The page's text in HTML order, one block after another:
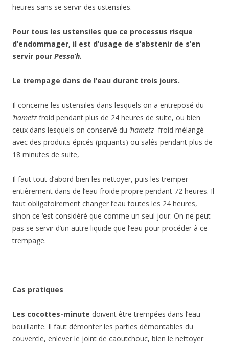
heures sans se servir des ustensiles.
Pour tous les ustensiles que ce processus risque
d’endommager, il est d’usage de s’abstenir de s’en
servir pour Pessa’h.
Le trempage dans de l’eau durant trois jours.
Il concerne les ustensiles dans lesquels on a entreposé du
‘hametz froid pendant plus de 24 heures de suite, ou bien
ceux dans lesquels on conservé du ‘hametz froid mélangé
avec des produits épicés (piquants) ou salés pendant plus de
18 minutes de suite,
Il faut tout d’abord bien les nettoyer, puis les tremper
entièrement dans de l’eau froide propre pendant 72 heures. Il
faut obligatoirement changer l’eau toutes les 24 heures,
sinon ce ‘est considéré que comme un seul jour. On ne peut
pas se servir d’un autre liquide que l’eau pour procéder à ce
trempage.
Cas pratiques
Les cocottes-minute doivent être trempées dans l’eau
bouillante. Il faut démonter les parties démontables du
couvercle, enlever le joint de caoutchouc, bien le nettoyer